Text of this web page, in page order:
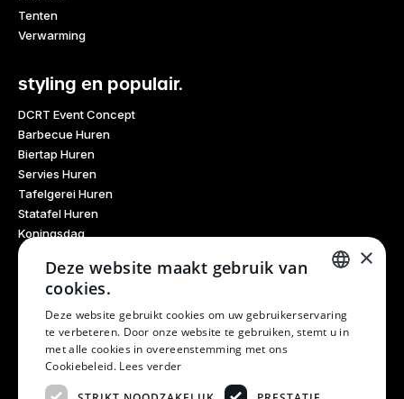
Tenten
Verwarming
styling en populair.
DCRT Event Concept
Barbecue Huren
Biertap Huren
Servies Huren
Tafelgerei Huren
Statafel Huren
Koningsdag
Glaswerk Huren
Feestdagen
Haarlem Culinair
Evenementen Verhuur
Burendag
Oktoberfest
Bruiloft
Kerstfeest
DUTCH
×
Deze website maakt gebruik van
cookies.
Deze website gebruikt cookies om uw gebruikerservaring
te verbeteren. Door onze website te gebruiken, stemt u in
met alle cookies in overeenstemming met ons
Cookiebeleid. Lees verder